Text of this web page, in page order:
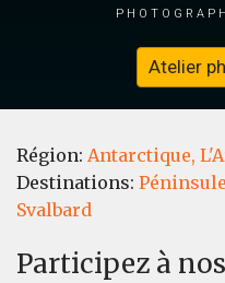
Atelier
Région: Antarctique,
Destinations:
Svalbard
Participez à